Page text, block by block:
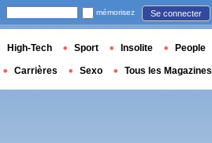
mémorisez Se connecter
High-Tech Sport Insolite People
Carrières Sexo Tous les Magazines